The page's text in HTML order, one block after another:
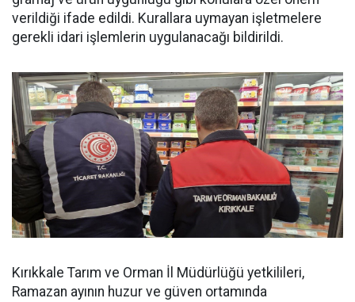
verildiği ifade edildi. Kurallara uymayan işletmelere
gerekli idari işlemlerin uygulanacağı bildirildi.
Kırıkkale Tarım ve Orman İl Müdürlüğü yetkilileri,
Ramazan ayının huzur ve güven ortamında